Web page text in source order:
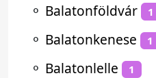
⚬ Balatonföldvár 1
⚬ Balatonkenese 1
⚬ Balatonlelle 1